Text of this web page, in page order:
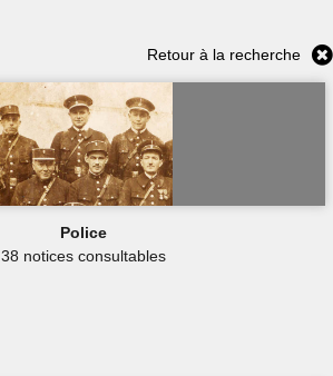
Retour à la recherche
Police
38 notices consultables